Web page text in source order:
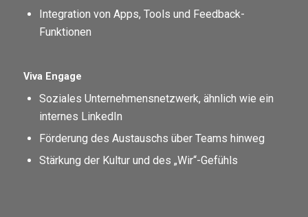
Integration von Apps, Tools und Feedback-
Funktionen
Viva Engage
Soziales Unternehmensnetzwerk, ähnlich wie ein
internes LinkedIn
Förderung des Austauschs über Teams hinweg
Stärkung der Kultur und des „Wir“-Gefühls